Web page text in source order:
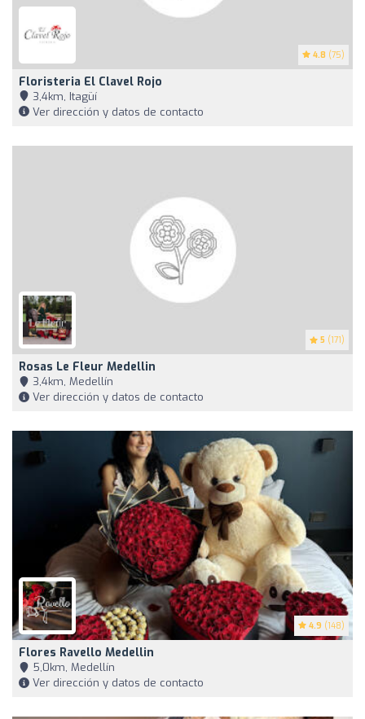
4.8 (75)
Floristeria El Clavel Rojo
3,4km, Itagüí
Ver dirección y datos de contacto
5 (171)
Rosas Le Fleur Medellin
3,4km, Medellín
Ver dirección y datos de contacto
4.9 (148)
Flores Ravello Medellin
5,0km, Medellín
Ver dirección y datos de contacto